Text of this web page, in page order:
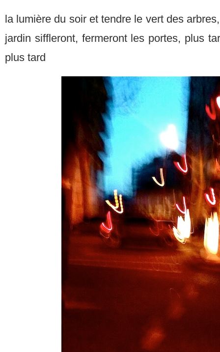
la lumière du soir et tendre le vert des
jardin siffleront, fermeront les portes, plus
plus tard